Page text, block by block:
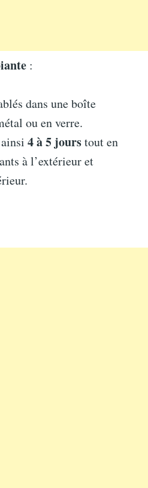
:
dans une boîte
ou en verre.
4 à 5 jourstout en
à l’extérieur et